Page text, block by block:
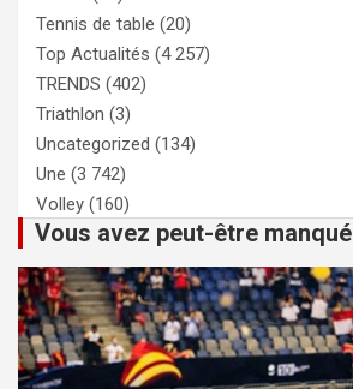
Tennis de table (20)
Top Actualités (4 257)
TRENDS (402)
Triathlon (3)
Uncategorized (134)
Une (3 742)
Volley (160)
Vous avez peut-être manqué